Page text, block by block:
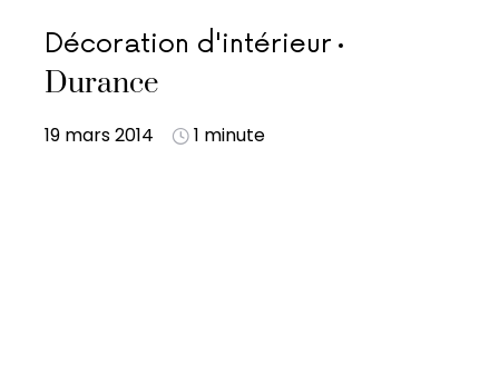
Décoration d'intérieur
Durance
19 mars 2014 1 minute